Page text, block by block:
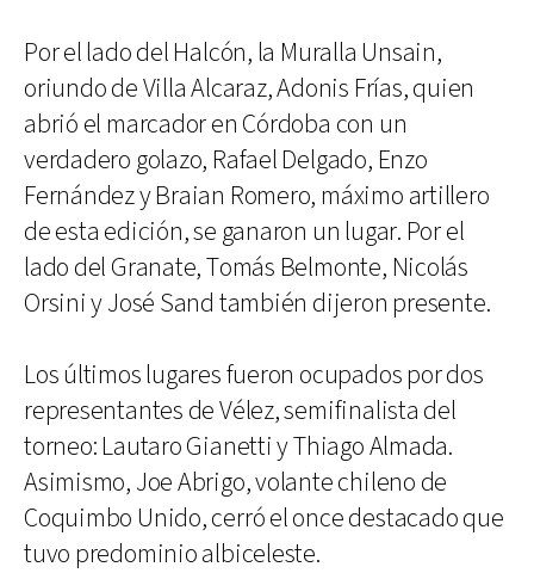
Por el lado del Halcón, la Muralla Unsain,
oriundo de Villa Alcaraz, Adonis Frías, quien
abrió el marcador en Córdoba con un
verdadero golazo, Rafael Delgado, Enzo
Fernández y Braian Romero, máximo artillero
de esta edición, se ganaron un lugar. Por el
lado del Granate, Tomás Belmonte, Nicolás
Orsini y José Sand también dijeron presente.
Los últimos lugares fueron ocupados por dos
representantes de Vélez, semifinalista del
torneo: Lautaro Gianetti y Thiago Almada.
Asimismo, Joe Abrigo, volante chileno de
Coquimbo Unido, cerró el once destacado que
tuvo predominio albiceleste.